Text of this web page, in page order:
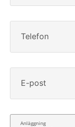
Telefon
E-post